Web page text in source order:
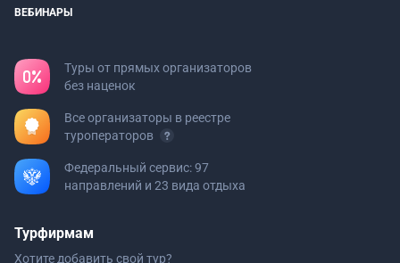
ВЕБИНАРЫ
Туры от прямых организаторов
без наценок
Все организаторы в реестре
туроператоров
Федеральный сервис: 97
направлений и 23 вида отдыха
Турфирмам
Хотите добавить свой тур?